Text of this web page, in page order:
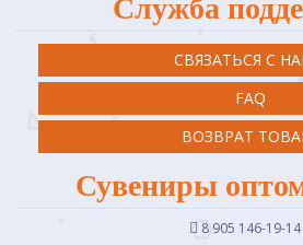
Служба
СВЯЗАТЬСЯ С
FAQ
ВОЗВРАТ
Сувениры
8 905 146-19-14